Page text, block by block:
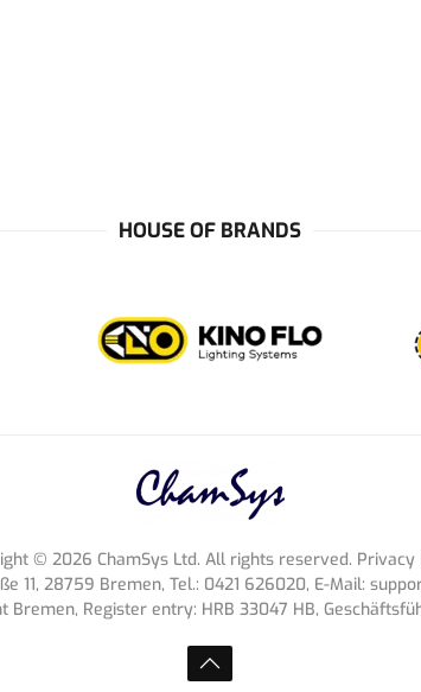
HOUSE OF BRANDS
© 2026 ChamSys Ltd. All rights reserved. Privacy
11, 28759 Bremen, Tel.: 0421 626020, E-Mail:
Bremen, Register entry: HRB 33047 HB,